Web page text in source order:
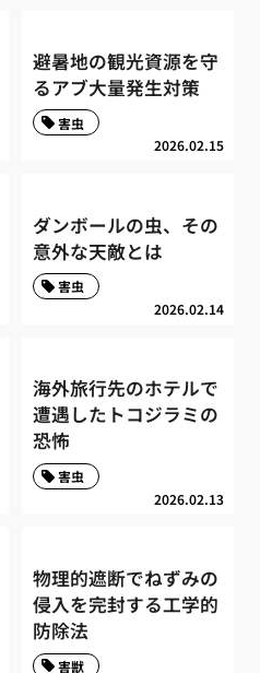
避暑地の観光資源を守
るアブ大量発生対策
2026.02.15
害虫
ダンボールの虫、その
意外な天敵とは
2026.02.14
害虫
海外旅行先のホテルで
遭遇したトコジラミの
恐怖
2026.02.13
害虫
物理的遮断でねずみの
侵入を完封する工学的
防除法
害獣